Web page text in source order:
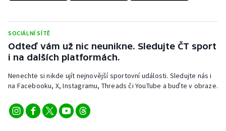
SOCIÁLNÍ SÍTĚ
Odteď vám už nic neunikne. Sledujte ČT sport
i na dalších platformách.
Nenechte si nikde ujít nejnovější sportovní události. Sledujte nás i
na Facebooku, X, Instagramu, Threads či YouTube a buďte v obraze.